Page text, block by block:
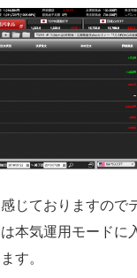
じておりますので
本気運用モードに
す。